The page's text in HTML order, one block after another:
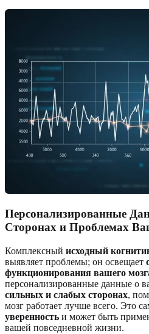
Персонализированные
Сторонах и Проблемах
Комплексный исходный
выявляет проблемы; он освещает
функционирования вашего
персонализированные данные о
сильных и слабых сторонах,
мозг работает лучше всего. Это
уверенность и может быть
вашей повседневной жизни.